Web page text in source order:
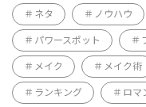
ネタ ノウハウ
パワースポット
メイク メイク術
ランキング ロマ